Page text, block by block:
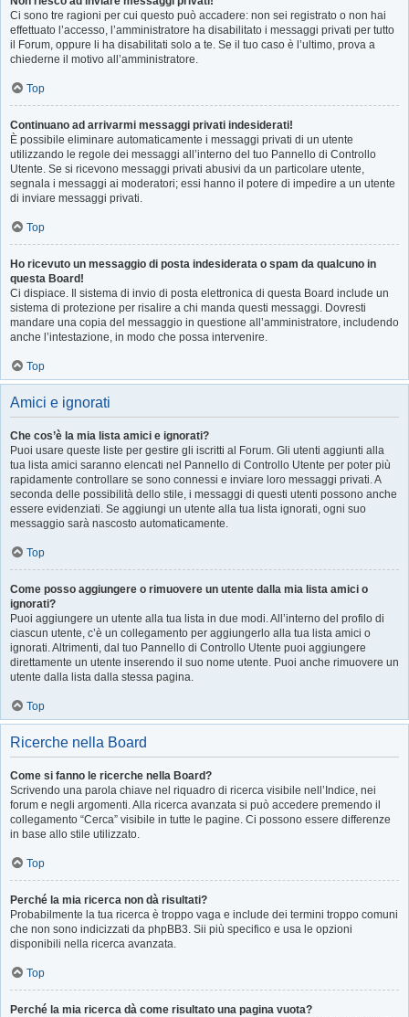
Ci sono tre ragioni per cui questo può accadere: non sei registrato o non hai
effettuato l’accesso, l’amministratore ha disabilitato i messaggi privati per tutto
il Forum, oppure li ha disabilitati solo a te. Se il tuo caso è l’ultimo, prova a
chiederne il motivo all’amministratore.
Top
Continuano ad arrivarmi messaggi privati indesiderati!
È possibile eliminare automaticamente i messaggi privati ​​di un utente
utilizzando le regole dei messaggi all’interno del tuo Pannello di Controllo
Utente. Se si ricevono messaggi privati ​​abusivi da un particolare utente,
segnala i messaggi ai moderatori; essi hanno il potere di impedire a un utente
di inviare messaggi privati​​.
Top
Ho ricevuto un messaggio di posta indesiderata o spam da qualcuno in
questa Board!
Ci dispiace. Il sistema di invio di posta elettronica di questa Board include un
sistema di protezione per risalire a chi manda questi messaggi. Dovresti
mandare una copia del messaggio in questione all’amministratore, includendo
anche l’intestazione, in modo che possa intervenire.
Top
Amici e ignorati
Che cos’è la mia lista amici e ignorati?
Puoi usare queste liste per gestire gli iscritti al Forum. Gli utenti aggiunti alla
tua lista amici saranno elencati nel Pannello di Controllo Utente per poter più
rapidamente controllare se sono connessi e inviare loro messaggi privati. A
seconda delle possibilità dello stile, i messaggi di questi utenti possono anche
essere evidenziati. Se aggiungi un utente alla tua lista ignorati, ogni suo
messaggio sarà nascosto automaticamente.
Top
Come posso aggiungere o rimuovere un utente dalla mia lista amici o
ignorati?
Puoi aggiungere un utente alla tua lista in due modi. All’interno del profilo di
ciascun utente, c’è un collegamento per aggiungerlo alla tua lista amici o
ignorati. Altrimenti, dal tuo Pannello di Controllo Utente puoi aggiungere
direttamente un utente inserendo il suo nome utente. Puoi anche rimuovere un
utente dalla lista dalla stessa pagina.
Top
Ricerche nella Board
Come si fanno le ricerche nella Board?
Scrivendo una parola chiave nel riquadro di ricerca visibile nell’Indice, nei
forum e negli argomenti. Alla ricerca avanzata si può accedere premendo il
collegamento “Cerca” visibile in tutte le pagine. Ci possono essere differenze
in base allo stile utilizzato.
Top
Perché la mia ricerca non dà risultati?
Probabilmente la tua ricerca è troppo vaga e include dei termini troppo comuni
che non sono indicizzati da phpBB3. Sii più specifico e usa le opzioni
disponibili nella ricerca avanzata.
Top
Perché la mia ricerca dà come risultato una pagina vuota?